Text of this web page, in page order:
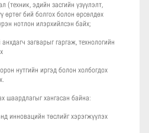
(техник, эдийн засгийн үзүүлэлт,
бий болгох болон өрсөлдөх
нотлон илэрхийлсэн байх;
загварыг гаргаж, технологийн
нутгийн иргэд болон холбогдох
шаардлагыг хангасан байна:
инновацийн төслийг хэрэгжүүлэх